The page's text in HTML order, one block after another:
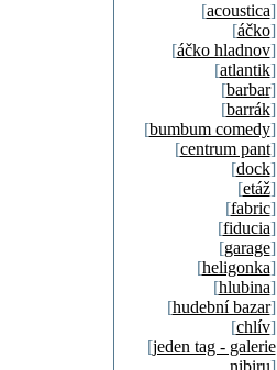
[acoustica]
[áčko]
[áčko hladnov]
[atlantik]
[barbar]
[barrák]
[bumbum comedy]
[centrum pant]
[dock]
[etáž]
[fabric]
[fiducia]
[garage]
[heligonka]
[hlubina]
[hudební bazar]
[chlív]
[jeden tag - galerie
nibiru]